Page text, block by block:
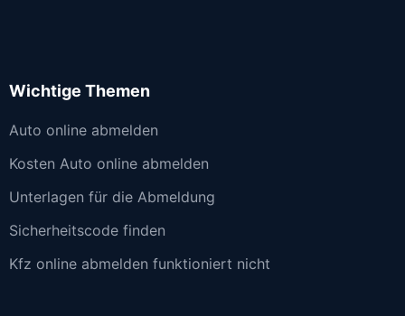
Wichtige Themen
Auto online abmelden
Kosten Auto online abmelden
Unterlagen für die Abmeldung
Sicherheitscode finden
Kfz online abmelden funktioniert nicht